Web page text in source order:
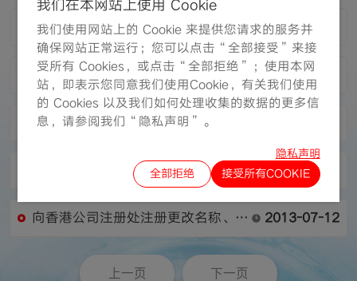
截止2013年6月30日止中期业绩报告 2013-08-19
(截至2013年7月31日止) 股份发行人
的证券变动月报表
2013-08-02
翌日披露报表
2013-07-16
向香港公司注册处注册更改名称、更
改股份简称及更改公司网站
2013-07-12
上一页 下一页
我们在本网站上使用 Cookie
我们使用网站上的 Cookie 来提供您请求的服务并
确保网站正常运行；您可以点击“全部接受”来接
受所有 Cookies，或点击“全部拒绝”；使用本网
站，即表示您同意我们使用Cookie，有关我们使用
的 Cookies 以及我们如何处理收集的数据的更多信
息，请参阅我们“隐私声明”。
隐私声明
全部拒绝
接受所有COOKIE